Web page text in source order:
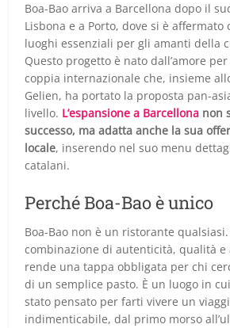
Boa-Bao arriva a Barcellona dopo il
Lisbona e a Porto, dove si è affermato
luoghi essenziali per gli amanti della
Questo progetto è nato dall’amore
coppia internazionale che, insieme
Gelien, ha portato la proposta pan-
livello. L’espansione a Barcellona non
successo, ma adatta anche la sua
locale, inserendo nel suo menu
catalani.
Perché Boa-Bao è unico
Boa-Bao non è un ristorante qualsiasi.
combinazione di autenticità, qualità e
rende una tappa obbligata per chi
di un semplice pasto. È un luogo in
stato pensato per farti vivere un
indimenticabile, dal primo morso